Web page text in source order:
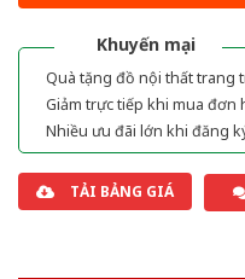
Khuyến mại
Quà tặng đồ nội thất trang
Giảm trực tiếp khi mua đơn
Nhiều ưu đãi lớn khi đăng
TẢI BẢNG GIÁ